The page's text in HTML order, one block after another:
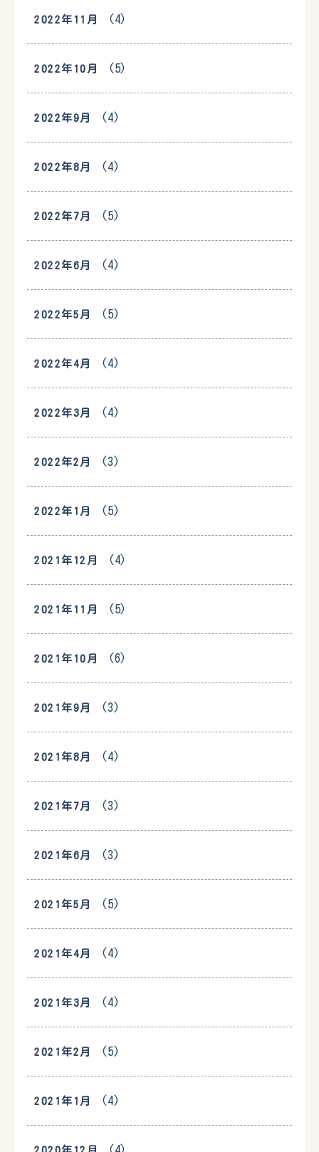
2022年11月 (4)
2022年10月 (5)
2022年9月 (4)
2022年8月 (4)
2022年7月 (5)
2022年6月 (4)
2022年5月 (5)
2022年4月 (4)
2022年3月 (4)
2022年2月 (3)
2022年1月 (5)
2021年12月 (4)
2021年11月 (5)
2021年10月 (6)
2021年9月 (3)
2021年8月 (4)
2021年7月 (3)
2021年6月 (3)
2021年5月 (5)
2021年4月 (4)
2021年3月 (4)
2021年2月 (5)
2021年1月 (4)